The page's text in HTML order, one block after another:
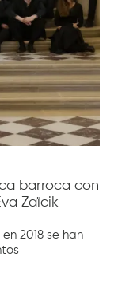
barroca con
Zaïcik
2018 se han